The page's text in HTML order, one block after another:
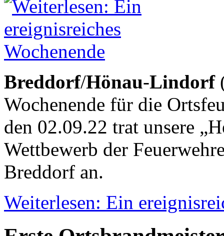
Breddorf/Hönau-Lindorf
Wochenende für die
den 02.09.22 trat unsere
Wettbewerb der
Breddorf an.
Weiterlesen: Ein